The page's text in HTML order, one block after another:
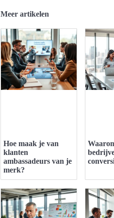
Meer artikelen
Hoe maak je van
klanten
ambassadeurs van je
merk?